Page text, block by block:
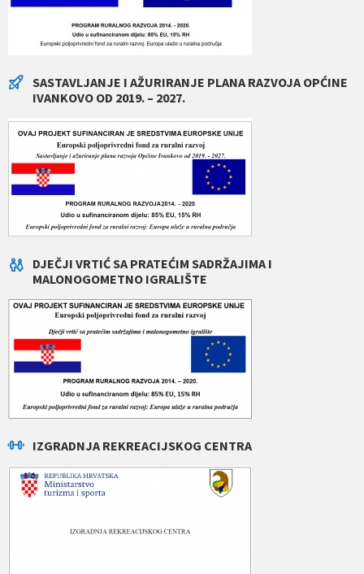
SASTAVLJANJE I AŽURIRANJE PLANA RAZVOJA OPĆINE
IVANKOVO OD 2019. – 2027.
DJEČJI VRTIĆ SA PRATEĆIM SADRŽAJIMA I
MALONOGOMETNO IGRALIŠTE
IZGRADNJA REKREACIJSKOG CENTRA